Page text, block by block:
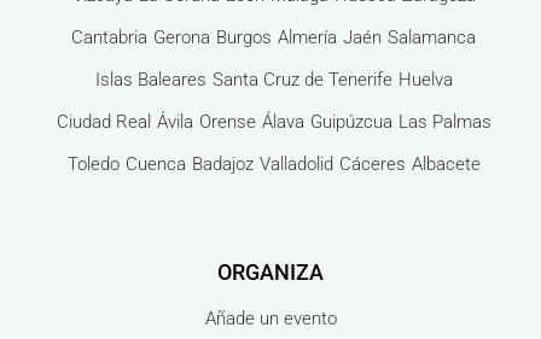
Cantabria Gerona Burgos Almería Jaén Salamanca
Islas Baleares Santa Cruz de Tenerife Huelva
Ciudad Real Ávila Orense Álava Guipúzcua Las Palmas
Toledo Cuenca Badajoz Valladolid Cáceres Albacete
ORGANIZA
Añade un evento